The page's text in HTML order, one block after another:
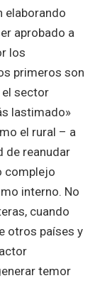
elaborando
aprobado a
los
primeros son
el sector
lastimado»
el rural – a
de reanudar
complejo
interno. No
cuando
otros países y
temor